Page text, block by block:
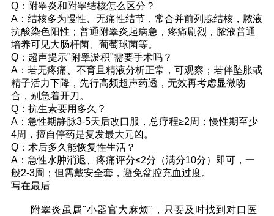
Q：附睾炎和附睾结核怎么区分？
A：结核多为慢性、无痛性结节，常合并前列腺结核，脓液
抗酸染色阳性；普通附睾炎起病急，疼痛剧烈，脓液普通
培养可见大肠杆菌、葡萄球菌等。
Q：超声提示"附睾淤积"需要手术吗？
A：若无疼痛、不育且精液分析正常，可观察；若伴坠胀或
精子活力下降，先行高频超声药透，无效再考虑显微吻
合，别急着开刀。
Q：抗生素要用多久？
A：急性期静脉3-5天后改口服，总疗程≥2周；慢性期至少
4周，擅自停药是复发最大元凶。
Q：术后多久能恢复性生活？
A：急性水肿消退、疼痛评分≤2分（满分10分）即可，一
般2-3周；但需戴安全套，避免盆腔充血过度。
写在最后
附睾炎虽属"小器官大麻烦"，只要及时找到对口医